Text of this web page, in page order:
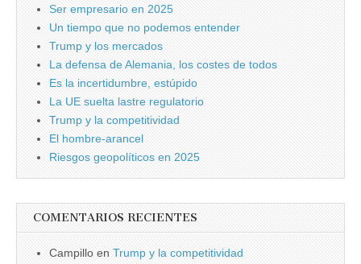
Ser empresario en 2025
Un tiempo que no podemos entender
Trump y los mercados
La defensa de Alemania, los costes de todos
Es la incertidumbre, estúpido
La UE suelta lastre regulatorio
Trump y la competitividad
El hombre-arancel
Riesgos geopolíticos en 2025
COMENTARIOS RECIENTES
Campillo en Trump y la competitividad